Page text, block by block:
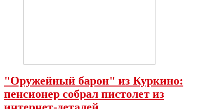
"Оружейный барон" из Куркино:
пенсионер собрал пистолет из